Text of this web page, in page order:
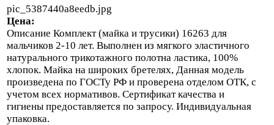
pic_5387440a8eedb.jpg
Цена:
Описание Комплект (майка и трусики) 16263 для
мальчиков 2-10 лет. Выполнен из мягкого эластичного
натурального трикотажного полотна ластика, 100%
хлопок. Майка на широких бретелях, Данная модель
произведена по ГОСТу РФ и проверена отделом ОТК, с
учетом всех нормативов. Сертификат качества и
гигиены предоставляется по запросу. Индивидуальная
упаковка.